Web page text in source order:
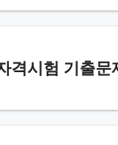
격시험 기출